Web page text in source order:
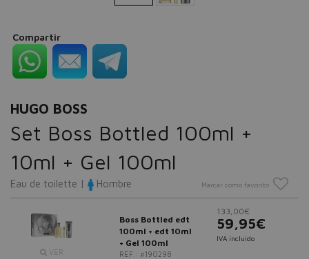
Compartir
HUGO BOSS
Set Boss Bottled 100ml +
10ml + Gel 100ml
Eau de toilette | Hombre Marcar como favorito
VER
Boss Bottled edt
100ml + edt 10ml
+ Gel 100ml
REF.: #190298
133,00€
59,95€
IVA incluido